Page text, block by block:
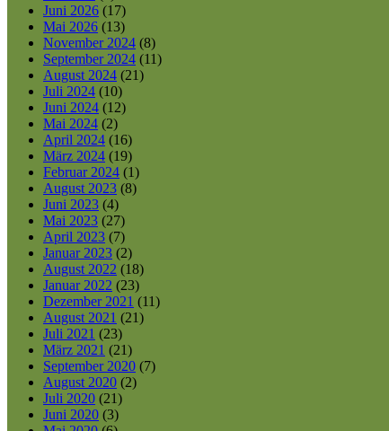
Juni 2026 (17)
Mai 2026 (13)
November 2024 (8)
September 2024 (11)
August 2024 (21)
Juli 2024 (10)
Juni 2024 (12)
Mai 2024 (2)
April 2024 (16)
März 2024 (19)
Februar 2024 (1)
August 2023 (8)
Juni 2023 (4)
Mai 2023 (27)
April 2023 (7)
Januar 2023 (2)
August 2022 (18)
Januar 2022 (23)
Dezember 2021 (11)
August 2021 (21)
Juli 2021 (23)
März 2021 (21)
September 2020 (7)
August 2020 (2)
Juli 2020 (21)
Juni 2020 (3)